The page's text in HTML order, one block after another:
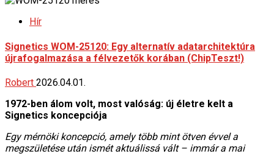
Hír
Signetics WOM-25120: Egy alternatív adatarchitektúra
újrafogalmazása a félvezetők korában (ChipTeszt!)
Robert 2026.04.01.
1972-ben álom volt, most valóság: új életre kelt a
Signetics koncepciója
Egy mérnöki koncepció, amely több mint ötven évvel a
megszületése után ismét aktuálissá vált – immár a mai